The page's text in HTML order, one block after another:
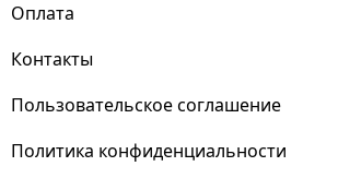
Оплата
Контакты
Пользовательское соглашение
Политика конфиденциальности